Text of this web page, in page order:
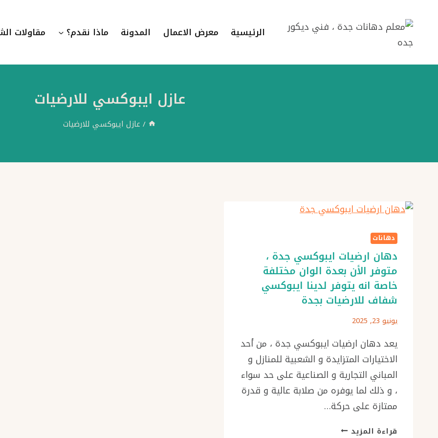
المحتوى
الرئيسية معرض الاعمال المدونة ماذا نقدم؟ مقاولات
عازل ايبوكسي للارضيات
/ عازل ايبوكسي للارضيات
دهانات
دهان ارضيات ايبوكسي جدة ،
متوفر الأن بعدة الوان مختلفة
خاصة انه يتوفر لدينا ايبوكسي
شفاف للارضيات بجدة
يونيو 23, 2025
يعد دهان ارضيات ايبوكسي جدة ، من أحد
الاختيارات المتزايدة و الشعبية للمنازل و
المباني التجارية و الصناعية على حد سواء
، و ذلك لما يوفره من صلابة عالية و قدرة
ممتازة على حركة…
قراءة المزيد دهان